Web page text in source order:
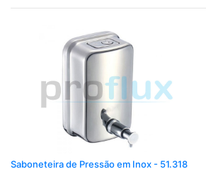
Saboneteira de Pressão em Inox - 51.318